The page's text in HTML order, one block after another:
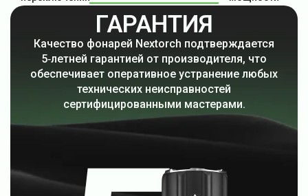
ГАРАНТИЯ
Качество фонарей Nextorch подтверждается
5‑летней гарантией от производителя, что
обеспечивает оперативное устранение любых
технических неисправностей
сертифицированными мастерами.